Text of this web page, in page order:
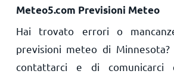
Meteo5.com Previsioni Meteo
Hai trovato errori o
previsioni meteo di
contattarci e di comunicarci